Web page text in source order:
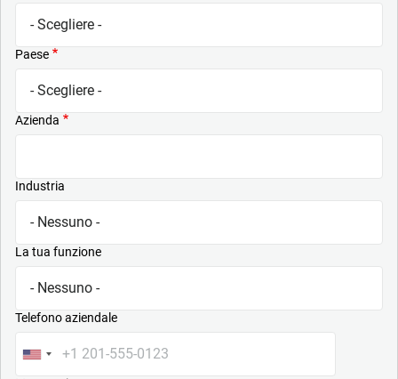
Paese
Azienda
Industria
La tua funzione
Telefono aziendale